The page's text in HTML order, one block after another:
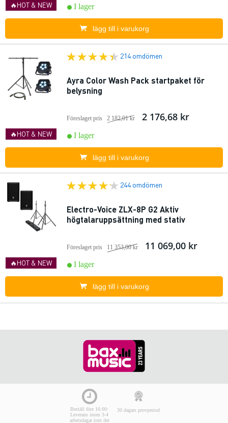
🔥HOT & NEW I lager
lägg till i varukorg
🔥HOT & NEW
214 omdömen
Ayra Color Wash Pack startpaket för
belysning
Föreslaget pris 2 182,01 kr 2 176,68 kr
I lager
lägg till i varukorg
🔥HOT & NEW
244 omdömen
Electro-Voice ZLX-8P G2 Aktiv
högtalaruppsättning med stativ
Föreslaget pris 11 353,00 kr 11 069,00 kr
I lager
lägg till i varukorg
Beställ före 16:00:
Leverans inom 3-4
arbetsdagar (om det
30 dagars provperiod